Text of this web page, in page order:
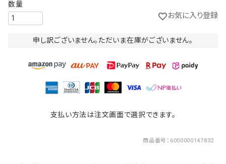
お気に入り登録
申し訳ございません。ただいま在庫がございません。
支払い方法は注文画面で選択できます。
商品番号 6000000147832